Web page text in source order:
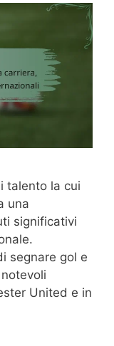
talento la cui
una
significativi
segnare gol e
United e in